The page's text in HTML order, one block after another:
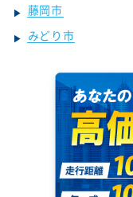
藤岡市
みどり市